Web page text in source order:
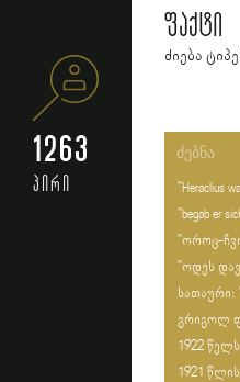
ფაქტი
ძიება
1263
პირი
"Heraclius
"begab er
"ოროც-
"ოდეს
გრიგოლ
1922
1921